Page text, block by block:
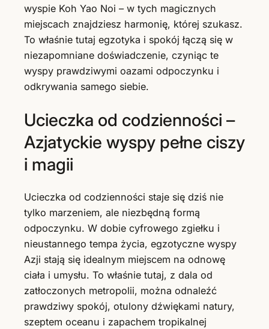
wyspie Koh Yao Noi – w tych magicznych
miejscach znajdziesz harmonię, której szukasz.
To właśnie tutaj egzotyka i spokój łączą się w
niezapomniane doświadczenie, czyniąc te
wyspy prawdziwymi oazami odpoczynku i
odkrywania samego siebie.
Ucieczka od codzienności –
Azjatyckie wyspy pełne ciszy
i magii
Ucieczka od codzienności staje się dziś nie
tylko marzeniem, ale niezbędną formą
odpoczynku. W dobie cyfrowego zgiełku i
nieustannego tempa życia, egzotyczne wyspy
Azji stają się idealnym miejscem na odnowę
ciała i umysłu. To właśnie tutaj, z dala od
zatłoczonych metropolii, można odnaleźć
prawdziwy spokój, otulony dźwiękami natury,
szeptem oceanu i zapachem tropikalnej